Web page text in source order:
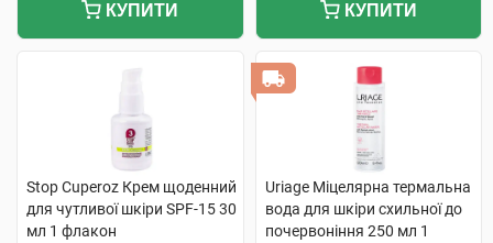
КУПИТИ КУПИТИ
Stop Cuperoz Крем щоденний
для чутливої шкіри SPF-15 30
мл 1 флакон
Uriage Міцелярна термальна
вода для шкіри схильної до
почервоніння 250 мл 1